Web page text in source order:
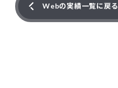
Webの実績一覧に戻る